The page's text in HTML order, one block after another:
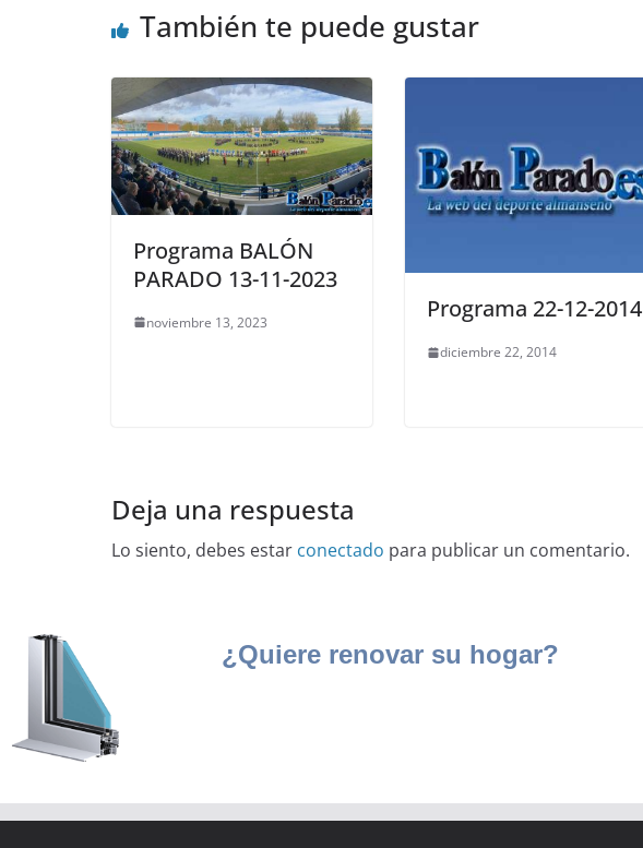
También te puede gustar
Programa BALÓN
PARADO 13-11-2023
noviembre 13, 2023 Programa 22-12-2014
diciembre 22, 2014
Deja una respuesta
Lo siento, debes estar conectado para publicar un comentario.